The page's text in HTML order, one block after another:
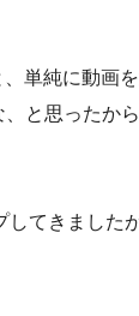
単純に動画
と思ったから
てきましたが